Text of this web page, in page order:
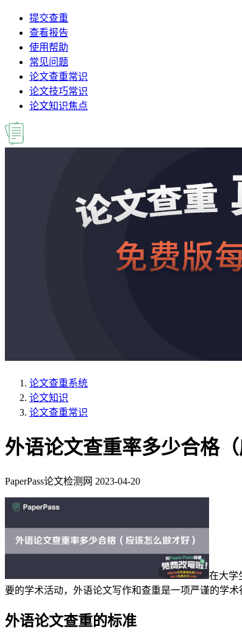
提交查重
查看报告
使用帮助
常见问题
论文查重常识
论文技巧常识
论文知识焦点
论文查重系统
论文知识
论文查重常识
外语论文查重率多少合格（
PaperPass论文检测网 2023-04-20
在大学
要的学术活动，外语论文写作和查重是一项严谨的学
外语论文查重的标准